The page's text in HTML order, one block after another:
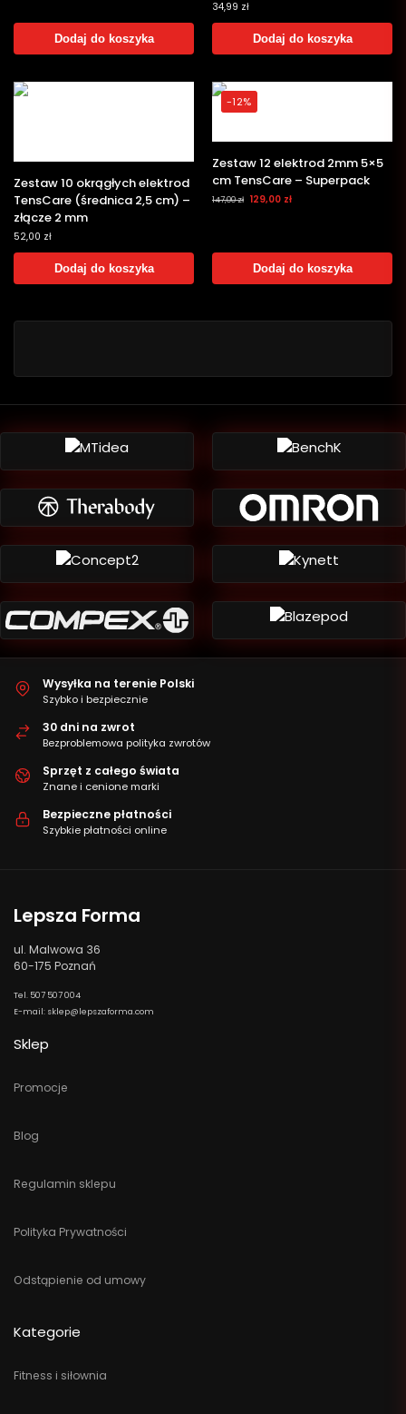
Dodaj do koszyka
34,99 zł
Dodaj do koszyka
Zestaw 10 okrągłych elektrod
TensCare (średnica 2,5 cm) –
złącze 2 mm
52,00 zł
Dodaj do koszyka
-12%
Zestaw 12 elektrod 2mm 5×5
cm TensCare – Superpack
147,00zł 129,00 zł
Dodaj do koszyka
Wysyłka na terenie Polski
Szybko i bezpiecznie
30 dni na zwrot
Bezproblemowa polityka zwrotów
Sprzęt z całego świata
Znane i cenione marki
Bezpieczne płatności
Szybkie płatności online
Lepsza Forma
ul. Malwowa 36
60-175 Poznań
Tel. 507 507 004
E-mail: sklep@lepszaforma.com
Sklep
Promocje
Blog
Regulamin sklepu
Polityka Prywatności
Odstąpienie od umowy
Kategorie
Fitness i siłownia